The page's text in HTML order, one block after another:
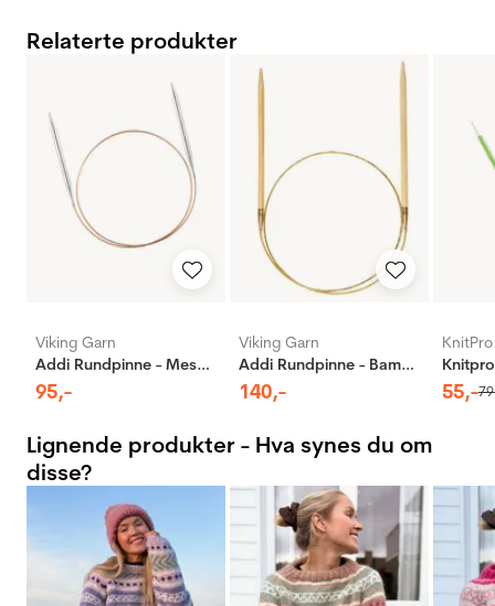
Relaterte produkter
Viking Garn
Addi Rundpinne - Messing
95,-
Viking Garn
Addi Rundpinne - Bambus
140,-
KnitPro
55,-79
Lignende produkter - Hva synes du om
disse?